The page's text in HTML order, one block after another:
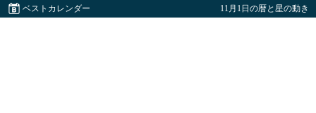
ベストカレンダー 11月1日の暦と星の動き